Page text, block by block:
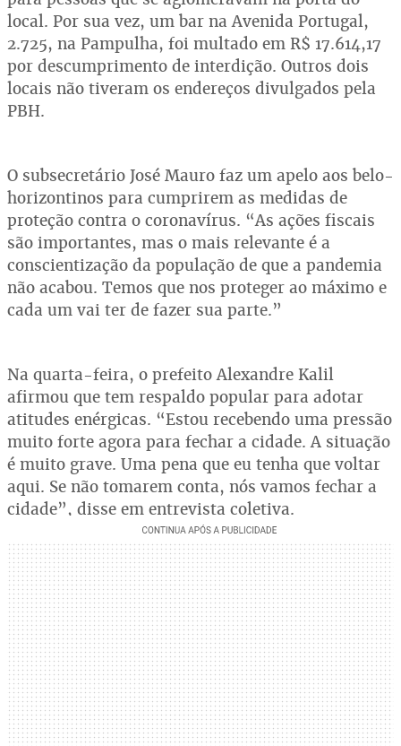
local. Por sua vez, um bar na Avenida Portugal,
2.725, na Pampulha, foi multado em R$ 17.614,17
por descumprimento de interdição. Outros dois
locais não tiveram os endereços divulgados pela
PBH.
O subsecretário José Mauro faz um apelo aos belo-
horizontinos para cumprirem as medidas de
proteção contra o coronavírus. “As ações fiscais
são importantes, mas o mais relevante é a
conscientização da população de que a pandemia
não acabou. Temos que nos proteger ao máximo e
cada um vai ter de fazer sua parte.”
Na quarta-feira, o prefeito Alexandre Kalil
afirmou que tem respaldo popular para adotar
atitudes enérgicas. “Estou recebendo uma pressão
muito forte agora para fechar a cidade. A situação
é muito grave. Uma pena que eu tenha que voltar
aqui. Se não tomarem conta, nós vamos fechar a
cidade”, disse em entrevista coletiva.